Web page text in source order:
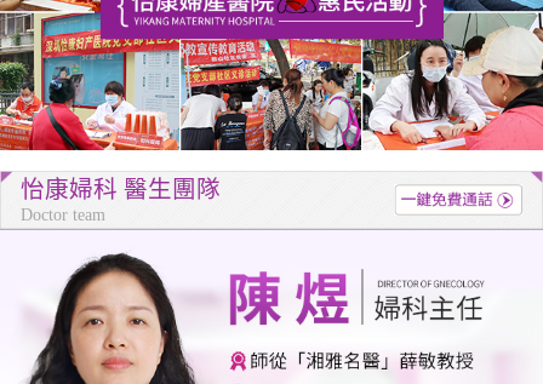
怡康婦科 醫生團隊
Doctor team